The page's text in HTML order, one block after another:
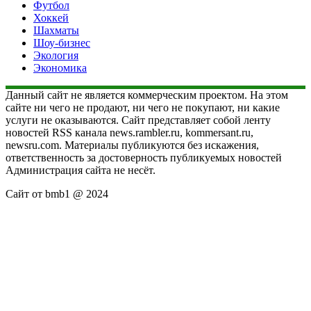
Футбол
Хоккей
Шахматы
Шоу-бизнес
Экология
Экономика
Данный сайт не является коммерческим проектом. На этом
сайте ни чего не продают, ни чего не покупают, ни какие
услуги не оказываются. Сайт представляет собой ленту
новостей RSS канала news.rambler.ru, kommersant.ru,
newsru.com. Материалы публикуются без искажения,
ответственность за достоверность публикуемых новостей
Администрация сайта не несёт.
Сайт от bmb1 @ 2024